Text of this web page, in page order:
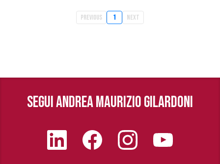
Previous 1 Next
SEGUI ANDREA MAURIZIO GILARDONI